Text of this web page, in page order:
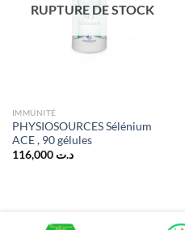
RUPTURE DE STOCK
IMMUNITÉ
PHYSIOSOURCES Sélénium
ACE , 90 gélules
د.ت 116,000